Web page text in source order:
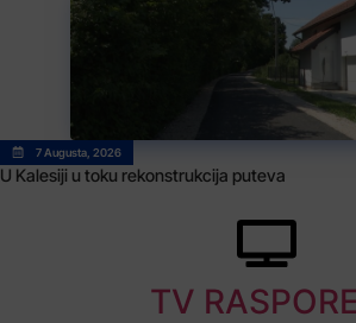
7 Augusta, 2026
U Kalesiji u toku rekonstrukcija puteva
TV